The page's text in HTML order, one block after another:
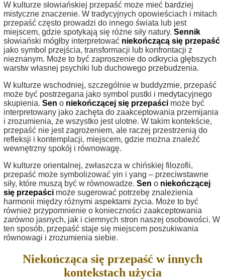
W kulturze słowiańskiej przepaść może mieć bardziej
mistyczne znaczenie. W tradycyjnych opowieściach i mitach
przepaść często prowadzi do innego świata lub jest
miejscem, gdzie spotykają się różne siły natury. Sennik
słowiański mógłby interpretować niekończącą się przepaść
jako symbol przejścia, transformacji lub konfrontacji z
nieznanym. Może to być zaproszenie do odkrycia głębszych
warstw własnej psychiki lub duchowego przebudzenia.
W kulturze wschodniej, szczególnie w buddyzmie, przepaść
może być postrzegana jako symbol pustki i medytacyjnego
skupienia. Sen o niekończącej się przepaści może być
interpretowany jako zachęta do zaakceptowania przemijania
i zrozumienia, że wszystko jest ulotne. W takim kontekście,
przepaść nie jest zagrożeniem, ale raczej przestrzenią do
refleksji i kontemplacji, miejscem, gdzie można znaleźć
wewnętrzny spokój i równowagę.
W kulturze orientalnej, zwłaszcza w chińskiej filozofii,
przepaść może symbolizować yin i yang – przeciwstawne
siły, które muszą być w równowadze. Sen o niekończącej
się przepaści może sugerować potrzebę znalezienia
harmonii między różnymi aspektami życia. Może to być
również przypomnienie o konieczności zaakceptowania
zarówno jasnych, jak i ciemnych stron naszej osobowości. W
ten sposób, przepaść staje się miejscem poszukiwania
równowagi i zrozumienia siebie.
Niekończąca się przepaść w innych
kontekstach użycia